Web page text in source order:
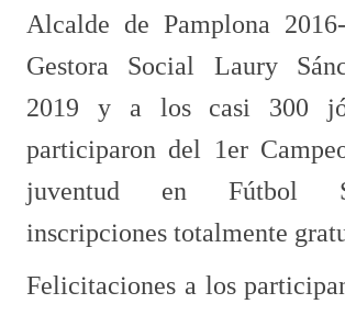
Alcalde de Pamplona
Gestora Social Laury
2019 y a los casi 300
participaron del 1er
juventud en Fútbol
inscripciones totalmente
Felicitaciones a los